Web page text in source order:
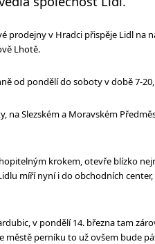
prodejny v Hradci přispěje Lidl na
Lhotě.
od pondělí do soboty v době 7-20,
na Slezském a Moravském
krokem, otevře blízko
míří nyní i do obchodních
v pondělí 14. března tam
městě perníku to už ovšem bude